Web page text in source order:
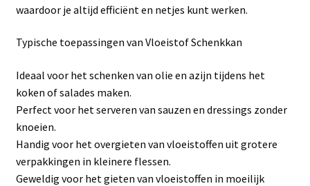
Linkpartners
Over Ons
waardoor je altijd efficiënt en netjes kunt werken.
Typische toepassingen van Vloeistof Schenkkan
Ideaal voor het schenken van olie en azijn tijdens het
koken of salades maken.
Perfect voor het serveren van sauzen en dressings zonder
knoeien.
Handig voor het overgieten van vloeistoffen uit grotere
verpakkingen in kleinere flessen.
Geweldig voor het gieten van vloeistoffen in moeilijk